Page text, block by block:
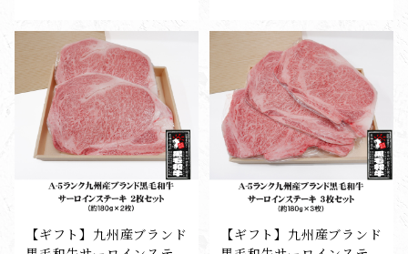
【ギフト】九州産ブランド
【ギフト】九州産ブランド